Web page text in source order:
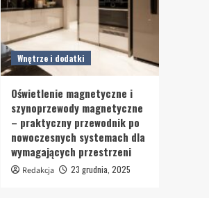
Wnętrze i dodatki
Oświetlenie magnetyczne i
szynoprzewody magnetyczne
– praktyczny przewodnik po
nowoczesnych systemach dla
wymagających przestrzeni
Redakcja 23 grudnia, 2025